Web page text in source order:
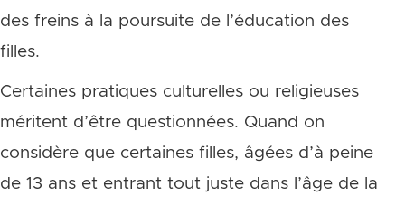
des freins à la poursuite de l’éducation des
filles.
Certaines pratiques culturelles ou religieuses
méritent d’être questionnées. Quand on
considère que certaines filles, âgées d’à peine
de 13 ans et entrant tout juste dans l’âge de la